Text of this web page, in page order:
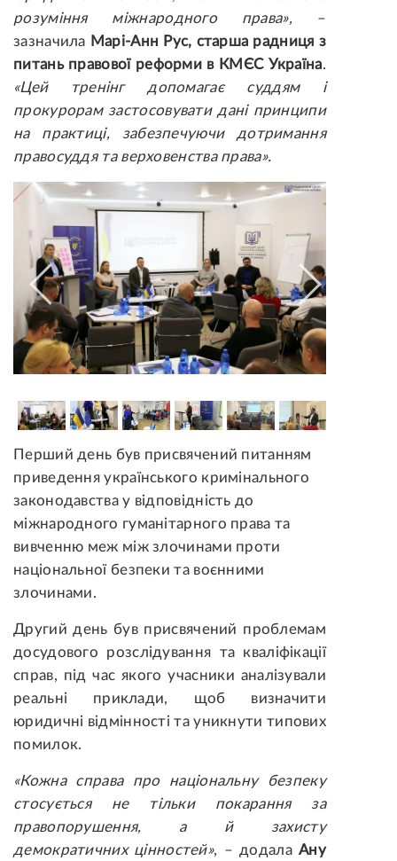
розуміння міжнародного права»,–
зазначила Марі-Анн Рус, старша радниця з
питань правової реформи в КМЄС Україна.
«Цей тренінг допомагає суддям і
прокурорам застосовувати дані принципи
на практиці, забезпечуючи дотримання
правосуддя та верховенства права».
Перший день був присвячений питанням
приведення українського кримінального
законодавства у відповідність до
міжнародного гуманітарного права та
вивченню меж між злочинами проти
національної безпеки та воєнними
злочинами.
Другий день був присвячений проблемам
досудового розслідування та кваліфікації
справ, під час якого учасники аналізували
реальні приклади, щоб визначити
юридичні відмінності та уникнути типових
помилок.
«Кожна справа про національну безпеку
стосується не тільки покарання за
правопорушення, а й захисту
демократичних цінностей», – додалаАну